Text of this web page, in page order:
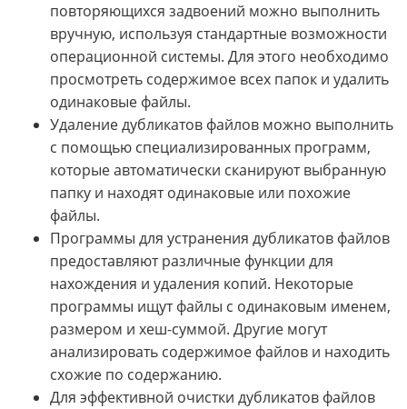
повторяющихся задвоений можно выполнить
вручную, используя стандартные возможности
операционной системы. Для этого необходимо
просмотреть содержимое всех папок и удалить
одинаковые файлы.
Удаление дубликатов файлов можно выполнить
с помощью специализированных программ,
которые автоматически сканируют выбранную
папку и находят одинаковые или похожие
файлы.
Программы для устранения дубликатов файлов
предоставляют различные функции для
нахождения и удаления копий. Некоторые
программы ищут файлы с одинаковым именем,
размером и хеш-суммой. Другие могут
анализировать содержимое файлов и находить
схожие по содержанию.
Для эффективной очистки дубликатов файлов